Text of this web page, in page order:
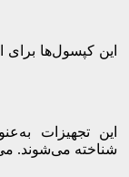
این کپسول‌ها برای
این تجهیزات